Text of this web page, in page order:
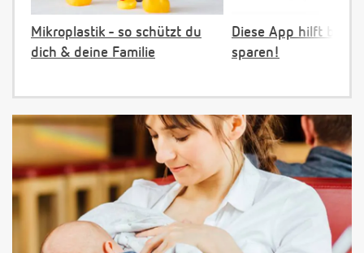
Mikroplastik - so schützt du
dich & deine Familie
Diese App hilft beim
sparen!